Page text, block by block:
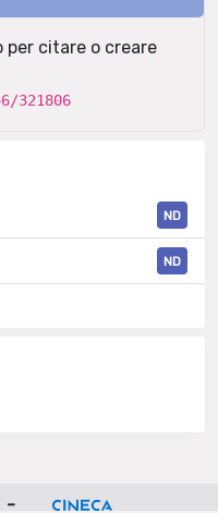
citare o creare
321806
ND
ND
-